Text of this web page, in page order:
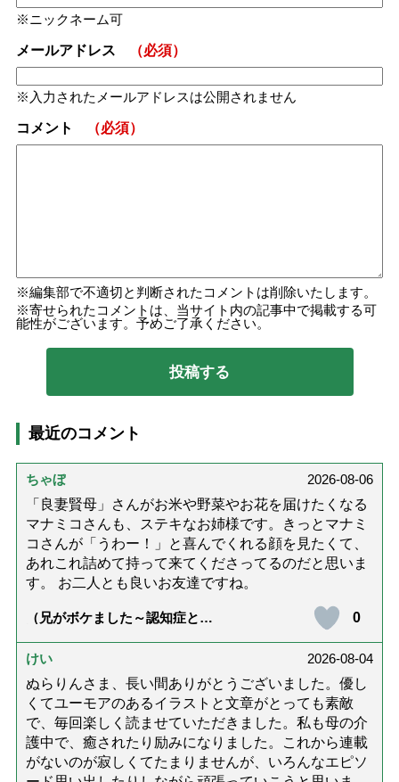
ニックネーム可
メールアドレス （必須）
入力されたメールアドレスは公開されません
コメント （必須）
編集部で不適切と判断されたコメントは削除いたします。
寄せられたコメントは、当サイト内の記事中で掲載する可
能性がございます。予めご了承ください。
最近のコメント
ちゃぼ
2026-08-06
「良妻賢母」さんがお米や野菜やお花を届けたくなる
マナミコさんも、ステキなお姉様です。きっとマナミ
コさんが「うわー！」と喜んでくれる顔を見たくて、
あれこれ詰めて持って来てくださってるのだと思いま
す。 お二人とも良いお友達ですね。
（兄がボケました～認知症と介
達』が届きました」）
0
けい
2026-08-04
ぬらりんさま、長い間ありがとうございました。優し
くてユーモアのあるイラストと文章がとっても素敵
で、毎回楽しく読ませていただきました。私も母の介
護中で、癒されたり励みになりました。これから連載
がないのが寂しくてたまりませんが、いろんなエピソ